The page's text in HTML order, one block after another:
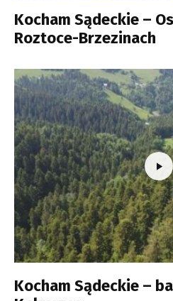
Kocham Sądeckie –
Roztoce-Brzezinach
Kocham Sądeckie –